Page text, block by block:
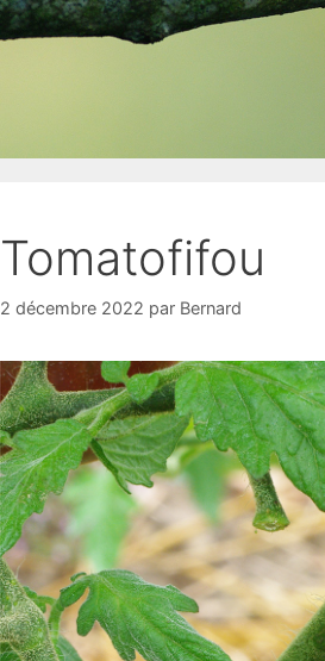
Tomatofifou
2 décembre 2022 par Bernard